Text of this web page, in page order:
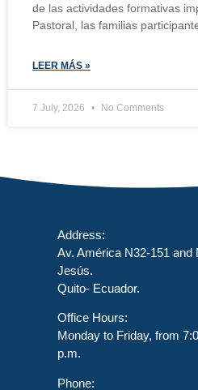
de las actividades formativas
Pastoral, las familias
LEER MÁS »
7 July, 2026 No Comments
Address:
Av. América N32-151 and
Jesús.
Quito- Ecuador.
Office Hours:
Monday to Friday, from
p.m.
Phone: